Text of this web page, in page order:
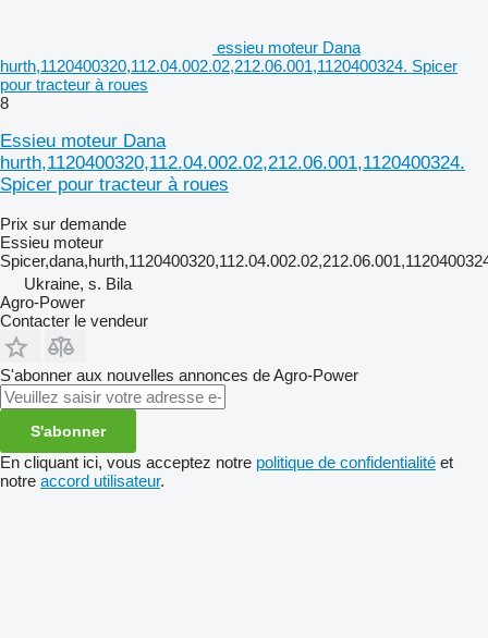
essieu moteur Dana
hurth,1120400320,112.04.002.02,212.06.001,1120400324. Spicer
pour tracteur à roues
8
Essieu moteur Dana
hurth,1120400320,112.04.002.02,212.06.001,1120400324.
Spicer pour tracteur à roues
Prix sur demande
Essieu moteur
Ukraine, s. Bila
Agro-Power
Contacter le vendeur
S'abonner aux nouvelles annonces de Agro-Power
S'abonner
En cliquant ici, vous acceptez notre politique de confidentialité et
notre accord utilisateur.